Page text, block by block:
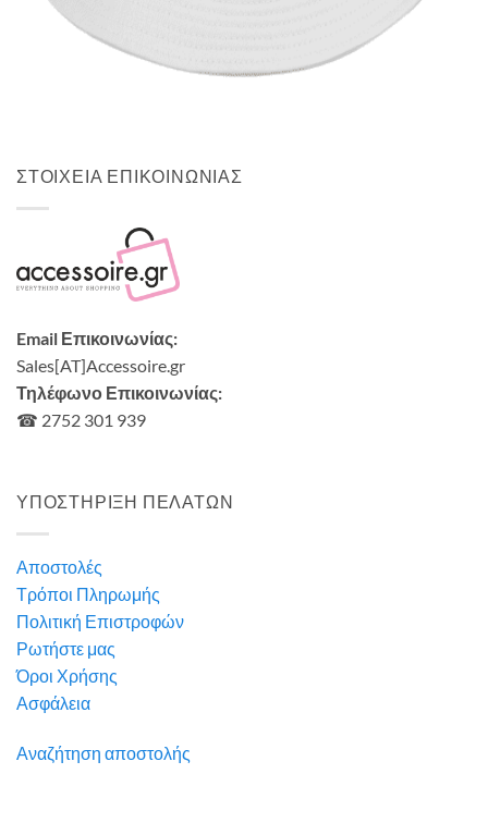
Μονόχρωμο καπέλο κώνος
ΣΤΟΙΧΕΙΑ ΕΠΙΚΟΙΝΩΝΙΑΣ
Email Επικοινωνίας:
Sales[AT]Accessoire.gr
Τηλέφωνο Επικοινωνίας:
☎ 2752 301 939
ΥΠΟΣΤΗΡΙΞΗ ΠΕΛΑΤΩΝ
Αποστολές
Τρόποι Πληρωμής
Πολιτική Επιστροφών
Ρωτήστε μας
Όροι Χρήσης
Ασφάλεια
Αναζήτηση αποστολής